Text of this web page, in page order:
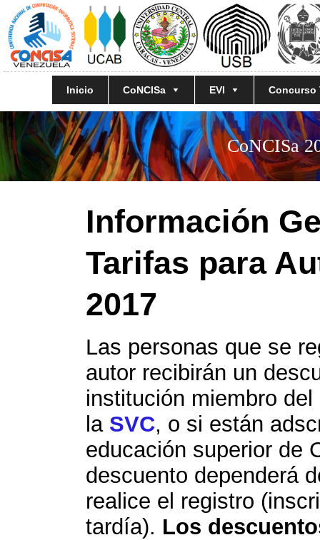
Inicio CoNCISa EVI Concurso
CoNCISa
Información
Tarifas para
2017
Las personas que se
autor recibirán un
institución miembro del
la SVC, o si están
educación superior de
descuento dependerá
realice el registro
tardía). Los